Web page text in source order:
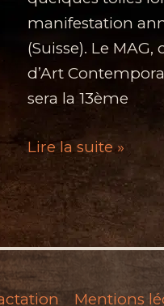
manifestation
(Suisse). Le MAG,
d’Art
sera la 13ème
Montreux
Art
Gallery
(MAG)
–
Novembre
2017
Lire la suite »
Mentions